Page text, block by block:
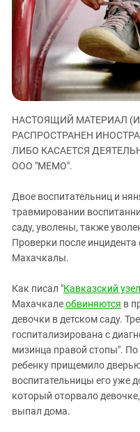
Дагестан
Ингушетия
Кабардино-Балкария
Калмыкия
Карачаево-Черкесия
Краснодарский край
Нагорный Карабах
Российская Федерация
СКФО
Ставропольский край
Южная Осетия
ЮФО
НАСТОЯЩИЙ МАТЕРИАЛ
РАСПРОСТРАНЕН
ЛИБО КАСАЕТСЯ
ООО "МЕМО".
Двое воспитательниц и
травмировании
саду, уволены, также
Проверки после инцидента
Махачкалы.
Как писал "Кавказский узел
Махачкалеобвиняются в
девочки в детском саду.
госпитализирована с
мизинца правой стопы".
ребенку прищемило
воспитательницы его уже
который оторвало
выпал дома.